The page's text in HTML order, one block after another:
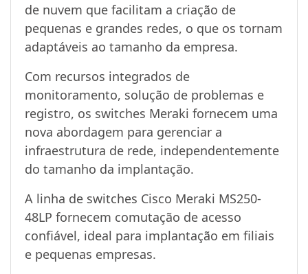
de nuvem que facilitam a criação de
pequenas e grandes redes, o que os tornam
adaptáveis ao tamanho da empresa.
Com recursos integrados de
monitoramento, solução de problemas e
registro, os switches Meraki fornecem uma
nova abordagem para gerenciar a
infraestrutura de rede, independentemente
do tamanho da implantação.
A linha de switches Cisco Meraki MS250-
48LP fornecem comutação de acesso
confiável, ideal para implantação em filiais
e pequenas empresas.